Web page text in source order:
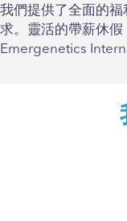
我們提供了全面的
求。靈活的帶薪休
Emergenetics